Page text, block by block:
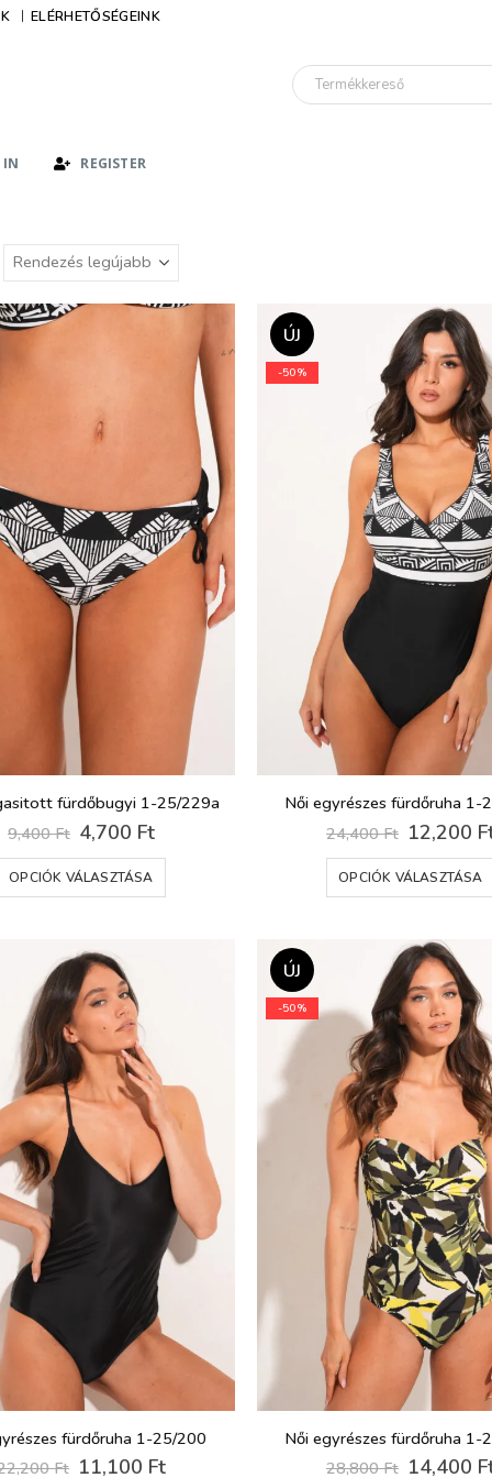
ELÉRHETŐSÉGEINK
IN REGISTER
fürdőbugyi 1-25/229a
9,400Ft Original
was:
9,400 Ft.
4,700 FtCurrent
4,700 Ft.
OPCIÓK VÁLASZTÁSA
a
termékoldalon
választhatók
ki
ÚJ
-50%
Női egyrészes fürdőruha 1-
24,400Ft Original
was:
24,400
12,200
OPCIÓK VÁLASZTÁSA
fürdőruha 1-25/200
Ft Original
11,100 FtCurrent
ÚJ
-50%
Női egyrészes fürdőruha 1-
28,800Ft Original
14,400